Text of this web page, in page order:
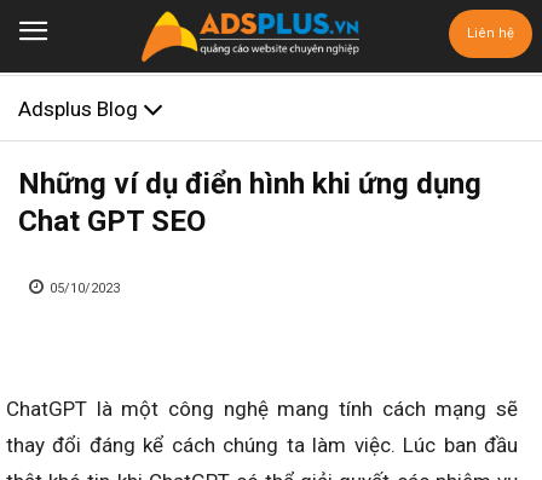
Liên hệ
Adsplus Blog
Những ví dụ điển hình khi ứng dụng
Chat GPT SEO
05/10/2023
ChatGPT là một công nghệ mang tính cách mạng sẽ
thay đổi đáng kể cách chúng ta làm việc. Lúc ban đầu